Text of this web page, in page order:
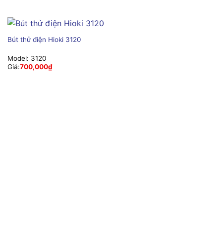
Bút thử điện Hioki 3120
Model: 3120
Giá:700,000₫